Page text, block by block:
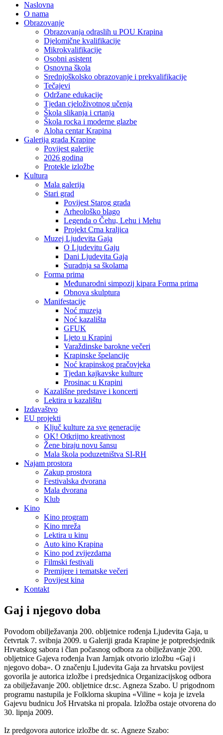
Naslovna
O nama
Obrazovanje
Obrazovanja odraslih u POU Krapina
Djelomične kvalifikacije
Mikrokvalifikacije
Osobni asistent
Osnovna škola
Srednjoškolsko obrazovanje i prekvalifikacije
Tečajevi
Održane edukacije
Tjedan cjeloživotnog učenja
Škola slikanja i crtanja
Škola rocka i moderne glazbe
Aloha centar Krapina
Galerija grada Krapine
Povijest galerije
2026 godina
Protekle izložbe
Kultura
Mala galerija
Stari grad
Povijest Starog grada
Arheološko blago
Legenda o Čehu, Lehu i Mehu
Projekt Crna kraljica
Muzej Ljudevita Gaja
O Ljudevitu Gaju
Dani Ljudevita Gaja
Suradnja sa školama
Forma prima
Međunarodni simpozij kipara Forma prima
Obnova skulptura
Manifestacije
Noć muzeja
Noć kazališta
GFUK
Ljeto u Krapini
Varaždinske barokne večeri
Krapinske špelancije
Noć krapinskog pračovjeka
Tjedan kajkavske kulture
Prosinac u Krapini
Kazališne predstave i koncerti
Lektira u kazalištu
Izdavaštvo
EU projekti
Ključ kulture za sve generacije
OK! Otkrijmo kreativnost
Žene biraju novu šansu
Mala škola poduzetništva SI-RH
Najam prostora
Zakup prostora
Festivalska dvorana
Mala dvorana
Klub
Kino
Kino program
Kino mreža
Lektira u kinu
Auto kino Krapina
Kino pod zvijezdama
Filmski festivali
Premijere i tematske večeri
Povijest kina
Kontakt
Gaj i njegovo doba
Povodom obilježavanja 200. obljetnice rođenja Ljudevita Gaja, u
četvrtak 7. svibnja 2009. u Galeriji grada Krapine je potpredsjednik
Hrvatskog sabora i član počasnog odbora za obilježavanje 200.
obljetnice Gajeva rođenja Ivan Jarnjak otvorio izložbu «Gaj i
njegovo doba». O značenju Ljudevita Gaja za hrvatsku povijest
govorila je autorica izložbe i predsjednica Organizacijskog odbora
za obilježavanje 200. obljetnice dr.sc. Agneza Szabo. U prigodnom
programu nastupila je Folklorna skupina «Viline « koja je izvela
Gajevu budnicu Još Hrvatska ni propala. Izložba ostaje otvorena do
30. lipnja 2009.
Iz predgovora autorice izložbe dr. sc. Agneze Szabo: